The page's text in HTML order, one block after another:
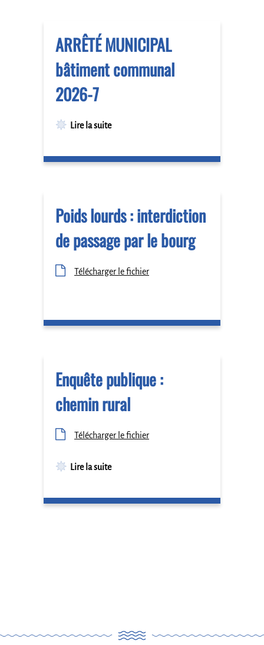
ARRÊTÉ MUNICIPAL
bâtiment communal
2026-7
Lire la suite
Poids lourds : interdiction
de passage par le bourg
Télécharger le fichier
Enquête publique :
chemin rural
Télécharger le fichier
Lire la suite